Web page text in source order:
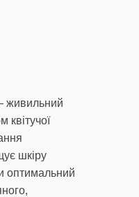
живильний
шкіру
оптимальний